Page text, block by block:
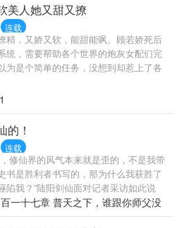
美人她又甜又撩
连载
精，又娇又软，能甜能飒。顾若娇死后
统，需要帮助各个世界的炮灰女配们完
为是个简单的任务，没想到却惹上了各
世，星际，摄政王，小阁老，影帝，校
魔君，替身，白月光，读心术，不分先
的！
连载
修仙界的风气本来就是歪的，不是我带
书是胜利者书写的，那为什么我获胜了
陷我？”陆阳剑仙面对记者采访如此说
愤怒。第二天。“我反复强调，修仙界的
的。”陆阳剑仙面对记者的采访时如此说
一十七章 普天之下，谁跟你师父没